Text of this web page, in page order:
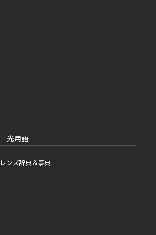
光用語
レンズ辞典＆事典